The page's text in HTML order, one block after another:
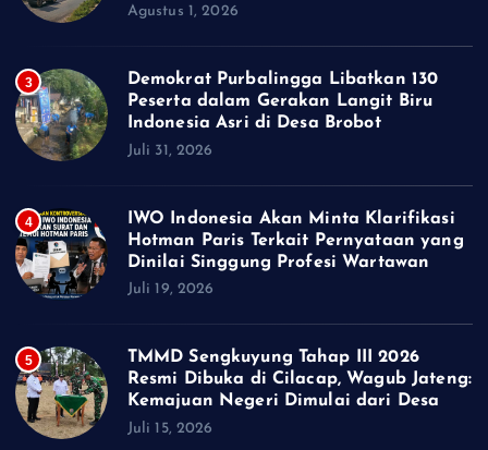
Agustus 1, 2026
3
Demokrat Purbalingga Libatkan 130
Peserta dalam Gerakan Langit Biru
Indonesia Asri di Desa Brobot
Juli 31, 2026
4
IWO Indonesia Akan Minta Klarifikasi
Hotman Paris Terkait Pernyataan yang
Dinilai Singgung Profesi Wartawan
Juli 19, 2026
5
TMMD Sengkuyung Tahap III 2026
Resmi Dibuka di Cilacap, Wagub Jateng:
Kemajuan Negeri Dimulai dari Desa
Juli 15, 2026